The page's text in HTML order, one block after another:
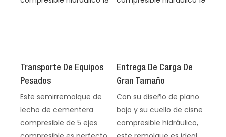
Transporte De Equipos
Pesados
Este semirremolque de
lecho de cementera
compresible de 5 ejes
Entrega De Carga De
Gran Tamaño
Con su diseño de plano
bajo y su cuello de cisne
compresible hidráulico,